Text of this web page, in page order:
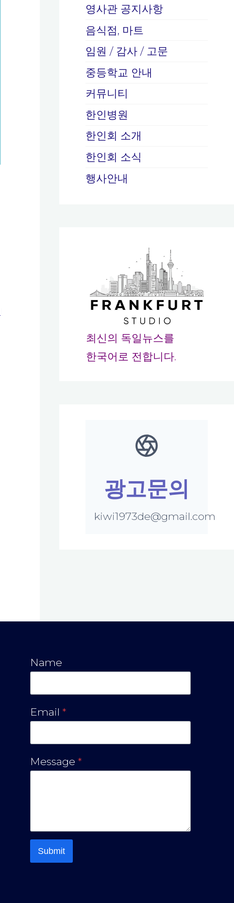
영사관 공지사항
음식점, 마트
임원 / 감사 / 고문
중등학교 안내
커뮤니티
한인병원
한인회 소개
한인회 소식
행사안내
최신의 독일뉴스를
한국어로 전합니다.
광고문의
kiwi1973de@gmail.com
Name
Email *
Message *
Submit